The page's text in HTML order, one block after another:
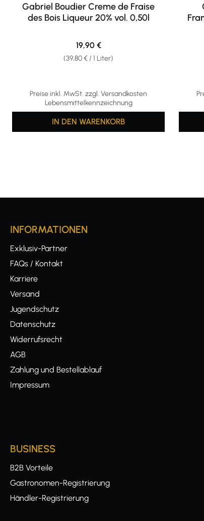
Gabriel Boudier Creme de Fraise
des Bois Liqueur 20% vol. 0,50l
Preise inkl. MwSt. zzgl. Versandkosten
Lebensmittelkennzeichnung
(39,80 € / 1 Liter)
Regulärer Preis:
19,90 €
IN DEN WARENKORB
INFORMATIONEN
Exklusiv-Partner
FAQs / Kontakt
Karriere
Versand
Jugendschutz
Datenschutz
Widerrufsrecht
AGB
Zahlung und Bestellablauf
Impressum
BUSINESS
B2B Vorteile
Gastronomen-Registrierung
Händler-Registrierung